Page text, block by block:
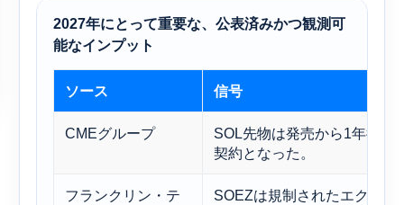
2027年にとって重要な、公表済みかつ観測可
能なインプット
ソース 信号
CMEグループ
SOL先物は発売から1年後、
契約となった。
フランクリン・テ
SOEZは規制されたエクスポ